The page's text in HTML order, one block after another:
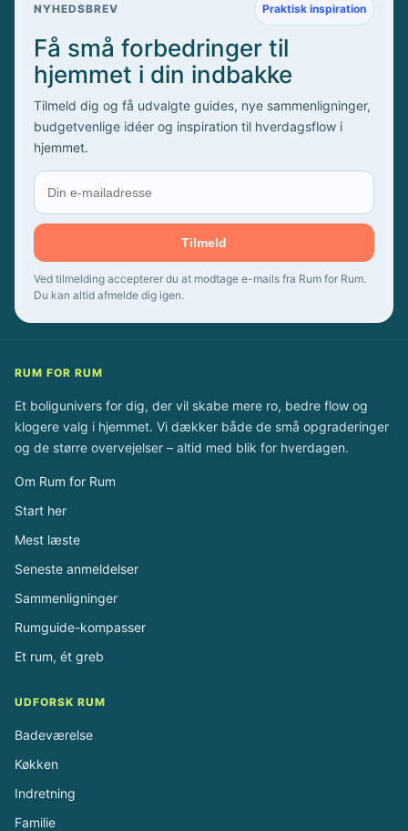
i
d
e
e
NYHEDSBREV Praktisk inspiration
Få små forbedringer til
hjemmet i din indbakke
Tilmeld dig og få udvalgte guides, nye sammenligninger,
budgetvenlige idéer og inspiration til hverdagsflow i
hjemmet.
Tilmeld
Ved tilmelding accepterer du at modtage e-mails fra Rum for Rum.
Du kan altid afmelde dig igen.
RUM FOR RUM
Et boligunivers for dig, der vil skabe mere ro, bedre flow og
klogere valg i hjemmet. Vi dækker både de små opgraderinger
og de større overvejelser – altid med blik for hverdagen.
Om Rum for Rum
Start her
Mest læste
Seneste anmeldelser
Sammenligninger
Rumguide-kompasser
Et rum, ét greb
UDFORSK RUM
Badeværelse
Køkken
Indretning
Familie